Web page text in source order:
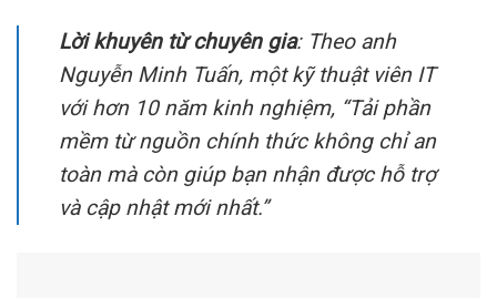
Lời khuyên từ chuyên gia: Theo anh
Nguyễn Minh Tuấn, một kỹ thuật viên IT
với hơn 10 năm kinh nghiệm, “Tải phần
mềm từ nguồn chính thức không chỉ an
toàn mà còn giúp bạn nhận được hỗ trợ
và cập nhật mới nhất.”